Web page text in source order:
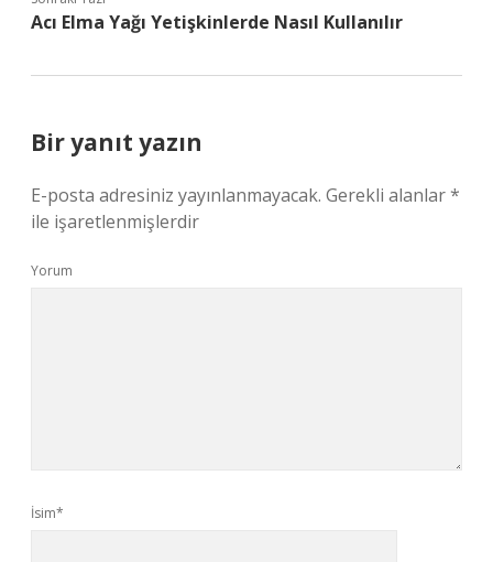
Acı Elma Yağı Yetişkinlerde Nasıl Kullanılır
Bir yanıt yazın
E-posta adresiniz yayınlanmayacak. Gerekli alanlar*
ile işaretlenmişlerdir
Yorum
İsim*